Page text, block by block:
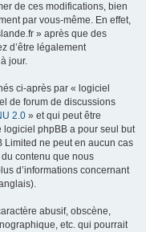
de ces modifications, bien
par vous-même. En effet,
» après que des
d’être légalement
jour.
ci-après par « logiciel
de forum de discussions
2.0 » et qui peut être
logiciel phpBB a pour seul but
Limited ne peut en aucun cas
contenu que nous
d’informations concernant
abusif, obscène,
etc. qui pourrait